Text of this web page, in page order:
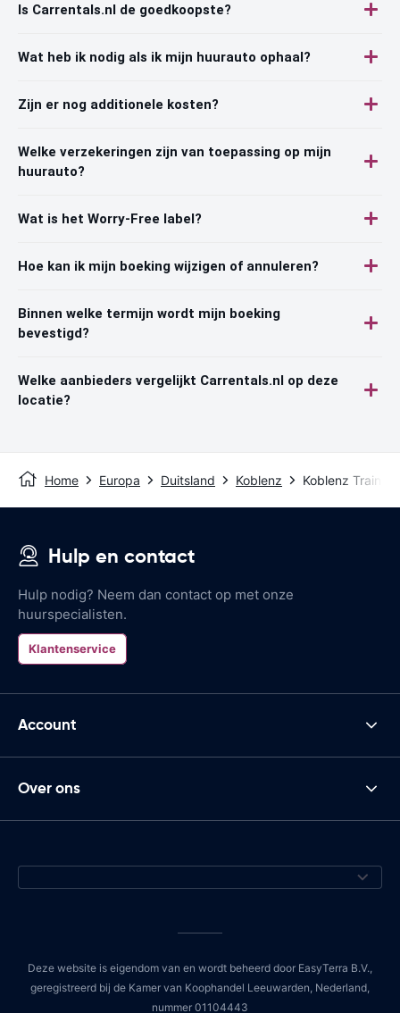
Is Carrentals.nl de goedkoopste?
Wat heb ik nodig als ik mijn huurauto ophaal?
Zijn er nog additionele kosten?
Welke verzekeringen zijn van toepassing op mijn
huurauto?
Wat is het Worry-Free label?
Hoe kan ik mijn boeking wijzigen of annuleren?
Binnen welke termijn wordt mijn boeking
bevestigd?
Welke aanbieders vergelijkt Carrentals.nl op deze
locatie?
Home Europa Duitsland Koblenz Koblenz Train
Hulp en contact
Hulp nodig? Neem dan contact op met onze
huurspecialisten.
Klantenservice
Account
Over ons
Deze website is eigendom van en wordt beheerd door EasyTerra B.V.,
geregistreerd bij de Kamer van Koophandel Leeuwarden, Nederland,
nummer 01104443